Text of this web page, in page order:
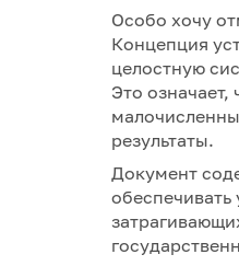
Особо хочу
Концепция
целостную
Это
результаты.
Документ